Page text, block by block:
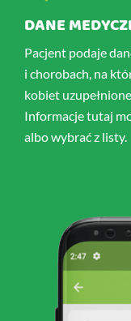
DANE
Pacjent podaje
i chorobach, na
kobiet
Informacje tutaj
albo wybrać z listy.